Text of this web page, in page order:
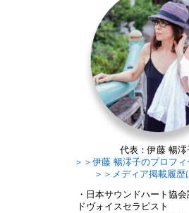
代表：伊藤 暢澪
＞＞伊藤 暢澪子のプロフ
＞＞メディア掲載履歴
・日本サウンドハート協
ドヴォイスセラピスト